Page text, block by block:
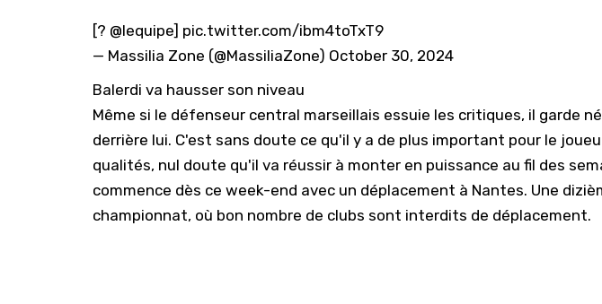
[? @lequipe] pic.twitter.com/ibm4toTxT9
— Massilia Zone (@MassiliaZone) October 30, 2024
Balerdi va hausser son niveau
Même si le défenseur central marseillais essuie les critiques, il garde
derrière lui. C'est sans doute ce qu'il y a de plus important pour le
qualités, nul doute qu'il va réussir à monter en puissance au fil des
commence dès ce week-end avec un déplacement à Nantes. Une
championnat, où bon nombre de clubs sont interdits de déplacement.